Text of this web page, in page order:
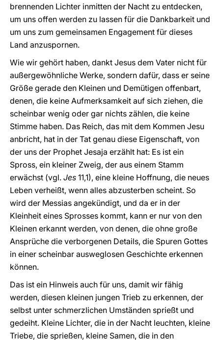
brennenden Lichter inmitten der Nacht zu entdecken,
um uns offen werden zu lassen für die Dankbarkeit und
um uns zum gemeinsamen Engagement für dieses
Land anzuspornen.
Wie wir gehört haben, dankt Jesus dem Vater nicht für
außergewöhnliche Werke, sondern dafür, dass er seine
Größe gerade den Kleinen und Demütigen offenbart,
denen, die keine Aufmerksamkeit auf sich ziehen, die
scheinbar wenig oder gar nichts zählen, die keine
Stimme haben. Das Reich, das mit dem Kommen Jesu
anbricht, hat in der Tat genau diese Eigenschaft, von
der uns der Prophet Jesaja erzählt hat: Es ist ein
Spross, ein kleiner Zweig, der aus einem Stamm
erwächst (vgl. Jes 11,1), eine kleine Hoffnung, die neues
Leben verheißt, wenn alles abzusterben scheint. So
wird der Messias angekündigt, und da er in der
Kleinheit eines Sprosses kommt, kann er nur von den
Kleinen erkannt werden, von denen, die ohne große
Ansprüche die verborgenen Details, die Spuren Gottes
in einer scheinbar ausweglosen Geschichte erkennen
können.
Das ist ein Hinweis auch für uns, damit wir fähig
werden, diesen kleinen jungen Trieb zu erkennen, der
selbst unter schmerzlichen Umständen sprießt und
gedeiht. Kleine Lichter, die in der Nacht leuchten, kleine
Triebe, die sprießen, kleine Samen, die in den